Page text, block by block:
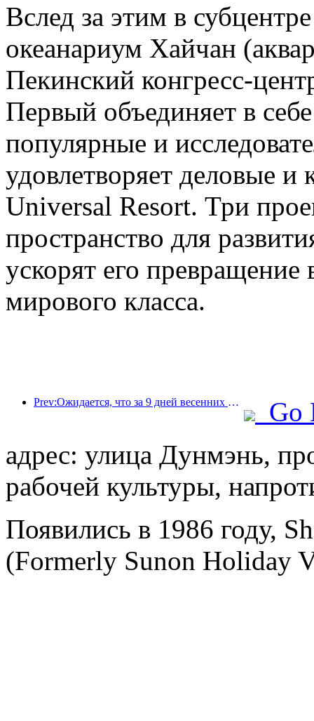
Вслед за этим в
океанариум Хайчан
Пекинский конгресс-
Первый объединяет в
популярные и
удовлетворяет деловые и
Universal Resort. Три
пространство для
ускорят его превращение
мирового класса.
Prev:Ожидается, что за 9 дней весенних праздников более 18 миллионов человек совершат поездки в страну и из страны.
Go
адрес: улица Дунмэнь,
рабочей культуры,
Появились в 1986 году,
(Formerly Sunon Holiday